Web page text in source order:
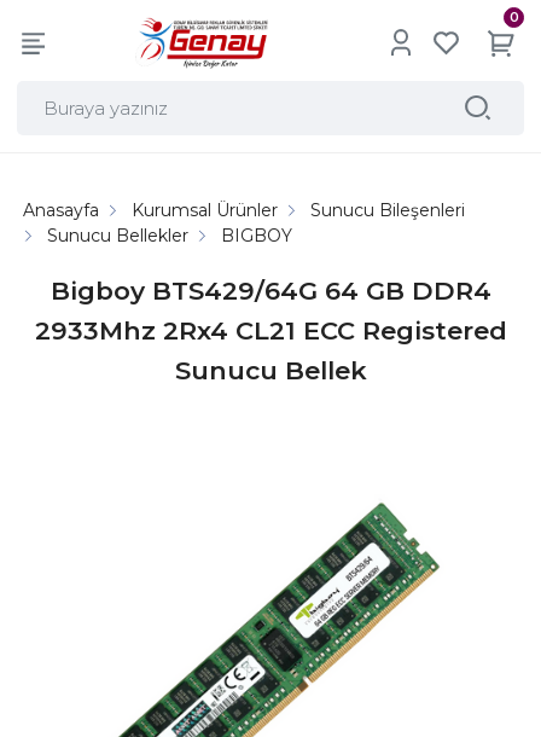
0
Bigboy BTS429/64G 64 GB DDR4
2933Mhz 2Rx4 CL21 ECC Registered
Sunucu Bellek
Anasayfa Kurumsal Ürünler
Sunucu Bileşenleri
Sunucu Bellekler
BIGBOY